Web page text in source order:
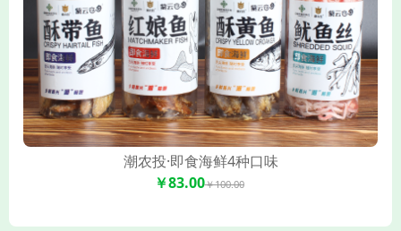
潮农投·即食海鲜4种口味
￥83.00￥100.00